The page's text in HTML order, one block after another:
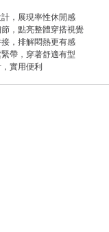
，展現率性休閒感
，點亮整體穿搭視覺
，排解悶熱更有感
帶，穿著舒適有型
實用便利